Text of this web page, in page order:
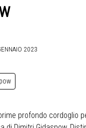
2023
profondo cordoglio